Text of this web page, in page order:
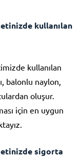
kullanılan
kullanılan
balonlu naylon,
oluşur.
için en uygun
sigorta